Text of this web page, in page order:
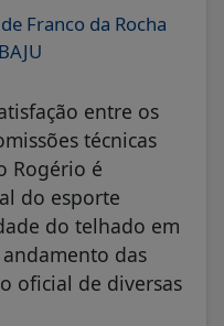
Franco da Rocha
entre os
técnicas
Rogério é
do esporte
do telhado em
das
oficial de diversas